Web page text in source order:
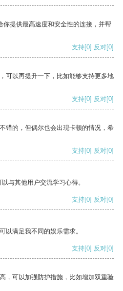
提供最高速度和安全性的连接，并帮
支持[0] 反对[0]
可以再提升一下，比如能够支持更多地
支持[0] 反对[0]
错的，但偶尔也会出现卡顿的情况，希
支持[0] 反对[0]
与其他用户交流学习心得。
支持[0] 反对[0]
以满足我不同的娱乐需求。
支持[0] 反对[0]
，可以加强防护措施，比如增加双重验